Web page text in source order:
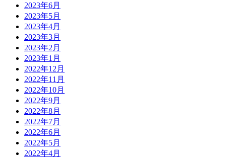
2023年6月
2023年5月
2023年4月
2023年3月
2023年2月
2023年1月
2022年12月
2022年11月
2022年10月
2022年9月
2022年8月
2022年7月
2022年6月
2022年5月
2022年4月